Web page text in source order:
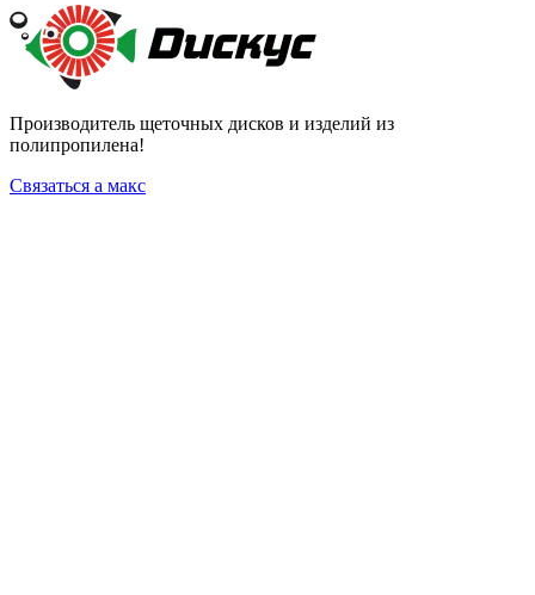
Производитель щеточных дисков и изделий из
полипропилена!
Связаться а макс